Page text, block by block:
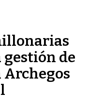
de
Archegos